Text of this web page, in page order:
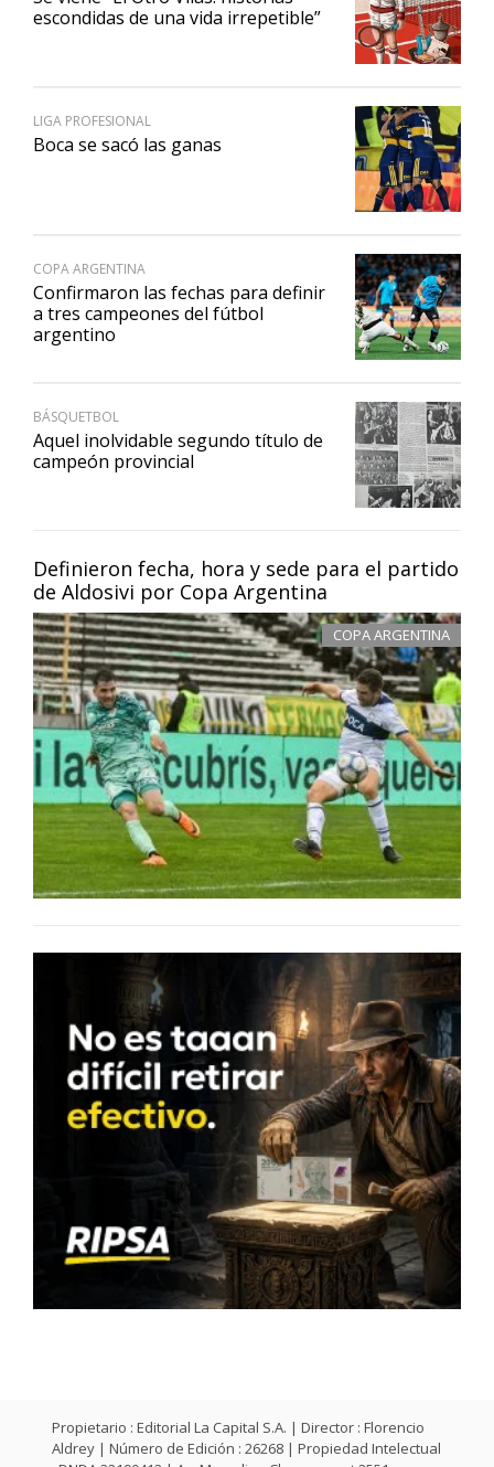
Definieron fecha, hora y sede para el partido
de Aldosivi por Copa Argentina
COPA ARGENTINA
escondidas de una vida irrepetible”
LIGA PROFESIONAL
Boca se sacó las ganas
COPA ARGENTINA
Confirmaron las fechas para definir
a tres campeones del fútbol
argentino
BÁSQUETBOL
Aquel inolvidable segundo título de
campeón provincial
Propietario : Editorial La Capital S.A. | Director : Florencio
Aldrey | Número de Edición : 26268 | Propiedad Intelectual